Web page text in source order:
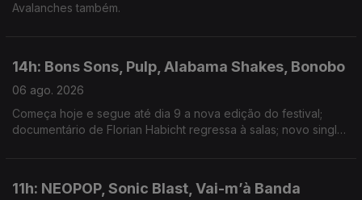
Avalanches também.
14h: Bons Sons, Pulp, Alabama Shakes, Bonobo
06 ago. 2026
Começa hoje e segue até dia 9 a nova edição do festival;
documentário de Florian Habicht regressa à salas; novo single:
11h: NEOPOP, Sonic Blast, Vai-m’à Banda